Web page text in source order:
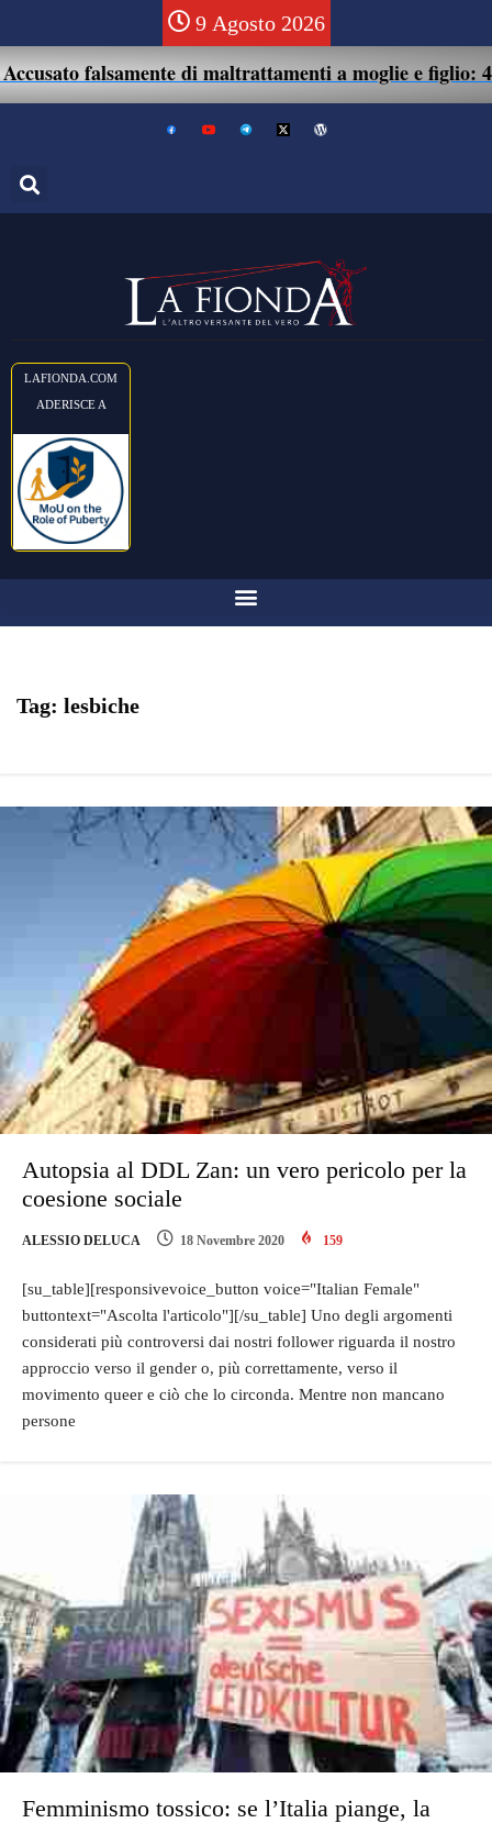
9 Agosto 2026
falsamente di maltrattamenti a moglie e figlio: 41enne
LAFIONDA.COM
ADERISCE A
Tag: lesbiche
Autopsia al DDL Zan: un vero pericolo per la
coesione sociale
ALESSIO DELUCA 18 Novembre 2020 159
[su_table][responsivevoice_button voice="Italian Female"
buttontext="Ascolta l'articolo"][/su_table] Uno degli argomenti
considerati più controversi dai nostri follower riguarda il nostro
approccio verso il gender o, più correttamente, verso il
movimento queer e ciò che lo circonda. Mentre non mancano
persone
Femminismo tossico: se l’Italia piange, la